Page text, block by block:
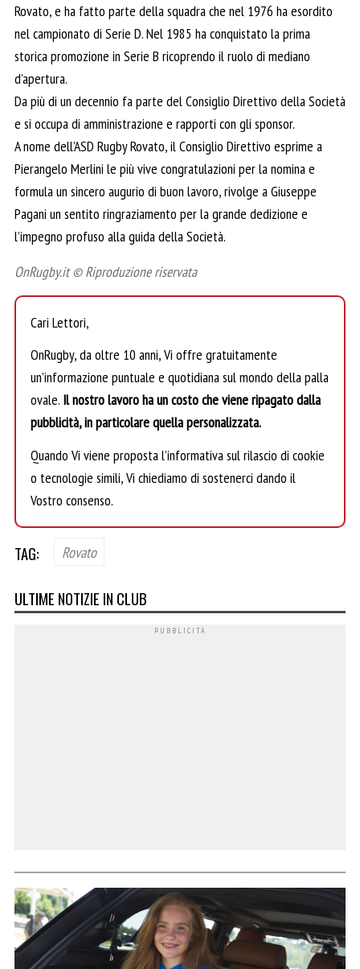
Rovato, e ha fatto parte della squadra che nel 1976 ha esordito
nel campionato di Serie D. Nel 1985 ha conquistato la prima
storica promozione in Serie B ricoprendo il ruolo di mediano
d’apertura.
Da più di un decennio fa parte del Consiglio Direttivo della Società
e si occupa di amministrazione e rapporti con gli sponsor.
A nome dell’ASD Rugby Rovato, il Consiglio Direttivo esprime a
Pierangelo Merlini le più vive congratulazioni per la nomina e
formula un sincero augurio di buon lavoro, rivolge a Giuseppe
Pagani un sentito ringraziamento per la grande dedizione e
l’impegno profuso alla guida della Società.
OnRugby.it © Riproduzione riservata
Cari Lettori,
OnRugby, da oltre 10 anni, Vi offre gratuitamente
un’informazione puntuale e quotidiana sul mondo della palla
ovale. Il nostro lavoro ha un costo che viene ripagato dalla
pubblicità, in particolare quella personalizzata.
Quando Vi viene proposta l’informativa sul rilascio di cookie
o tecnologie simili, Vi chiediamo di sostenerci dando il
Vostro consenso.
TAG: Rovato
ULTIME NOTIZIE IN CLUB